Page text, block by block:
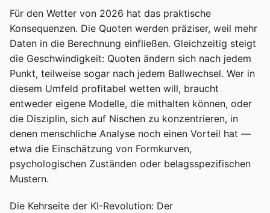
Für den Wetter von 2026 hat das praktische
Konsequenzen. Die Quoten werden präziser, weil mehr
Daten in die Berechnung einfließen. Gleichzeitig steigt
die Geschwindigkeit: Quoten ändern sich nach jedem
Punkt, teilweise sogar nach jedem Ballwechsel. Wer in
diesem Umfeld profitabel wetten will, braucht
entweder eigene Modelle, die mithalten können, oder
die Disziplin, sich auf Nischen zu konzentrieren, in
denen menschliche Analyse noch einen Vorteil hat —
etwa die Einschätzung von Formkurven,
psychologischen Zuständen oder belagsspezifischen
Mustern.
Die Kehrseite der KI-Revolution: Der